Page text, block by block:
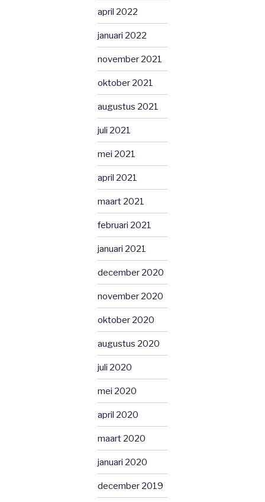
april 2022
januari 2022
november 2021
oktober 2021
augustus 2021
juli 2021
mei 2021
april 2021
maart 2021
februari 2021
januari 2021
december 2020
november 2020
oktober 2020
augustus 2020
juli 2020
mei 2020
april 2020
maart 2020
januari 2020
december 2019